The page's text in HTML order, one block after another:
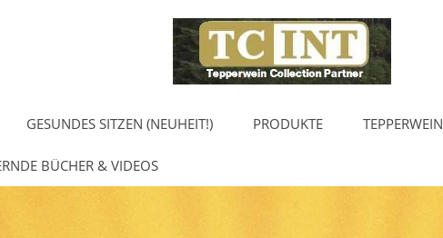
GESUNDES SITZEN (NEUHEIT!) PRODUKTE
BÜCHER & VIDEOS